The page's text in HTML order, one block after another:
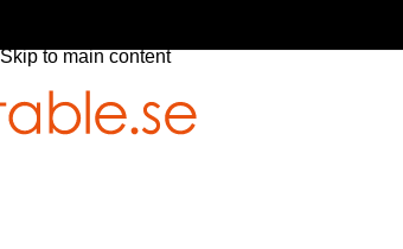
Skip to main content